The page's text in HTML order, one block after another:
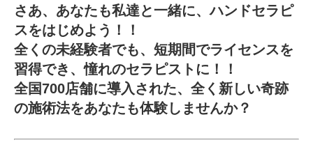
さあ、あなたも私達と一緒に、ハンドセラピ
スをはじめよう！！
全くの未経験者でも、短期間でライセンスを
習得でき、憧れのセラピストに！！
全国700店舗に導入された、全く新しい奇跡
の施術法をあなたも体験しませんか？